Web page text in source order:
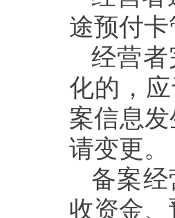
途预付
经营
化的，
案信息
请变更。
备案
收资金